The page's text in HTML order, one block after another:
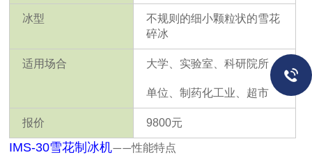
冰型
不规则的细小颗粒状的雪花
碎冰
适用场合 大学、实验室、科研院所
单位、制药化工业、超市
报价 9800元
IMS-30雪花制冰机——性能特点